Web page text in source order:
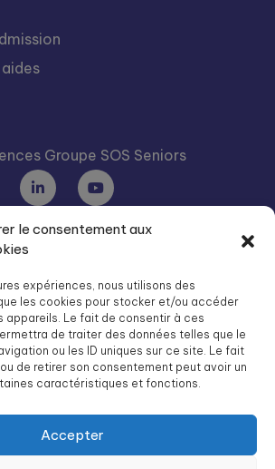
le consentement aux
expériences, nous utilisons des
les cookies pour stocker et/ou accéder
appareils. Le fait de consentir à ces
de traiter des données telles que le
ou les ID uniques sur ce site. Le fait
de retirer son consentement peut avoir un
caractéristiques et fonctions.
Accepter
Groupe SOS Seniors
est une association du Groupe SOS
sos.org
du Groupe SOS